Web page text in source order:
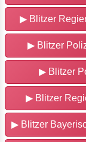
▶ Blitzer
▶ Blitzer
▶ Blitzer
▶ Blitzer
▶ Blitzer